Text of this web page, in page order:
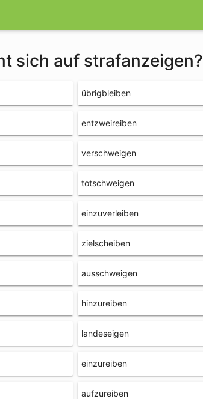
sich auf strafanzeigen?
übrigbleiben
entzweireiben
verschweigen
totschweigen
einzuverleiben
zielscheiben
ausschweigen
hinzureiben
landeseigen
einzureiben
aufzureiben